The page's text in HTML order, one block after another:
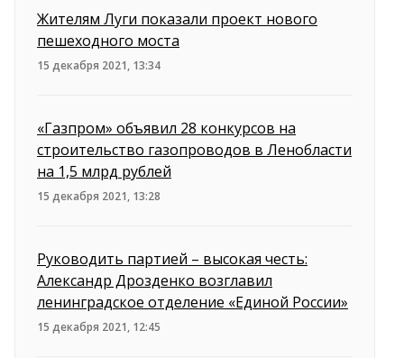
Жителям Луги показали проект нового
пешеходного моста
15 декабря 2021, 13:34
«Газпром» объявил 28 конкурсов на
строительство газопроводов в Ленобласти
на 1,5 млрд рублей
15 декабря 2021, 13:28
Руководить партией – высокая честь:
Александр Дрозденко возглавил
ленинградское отделение «Единой России»
15 декабря 2021, 12:45